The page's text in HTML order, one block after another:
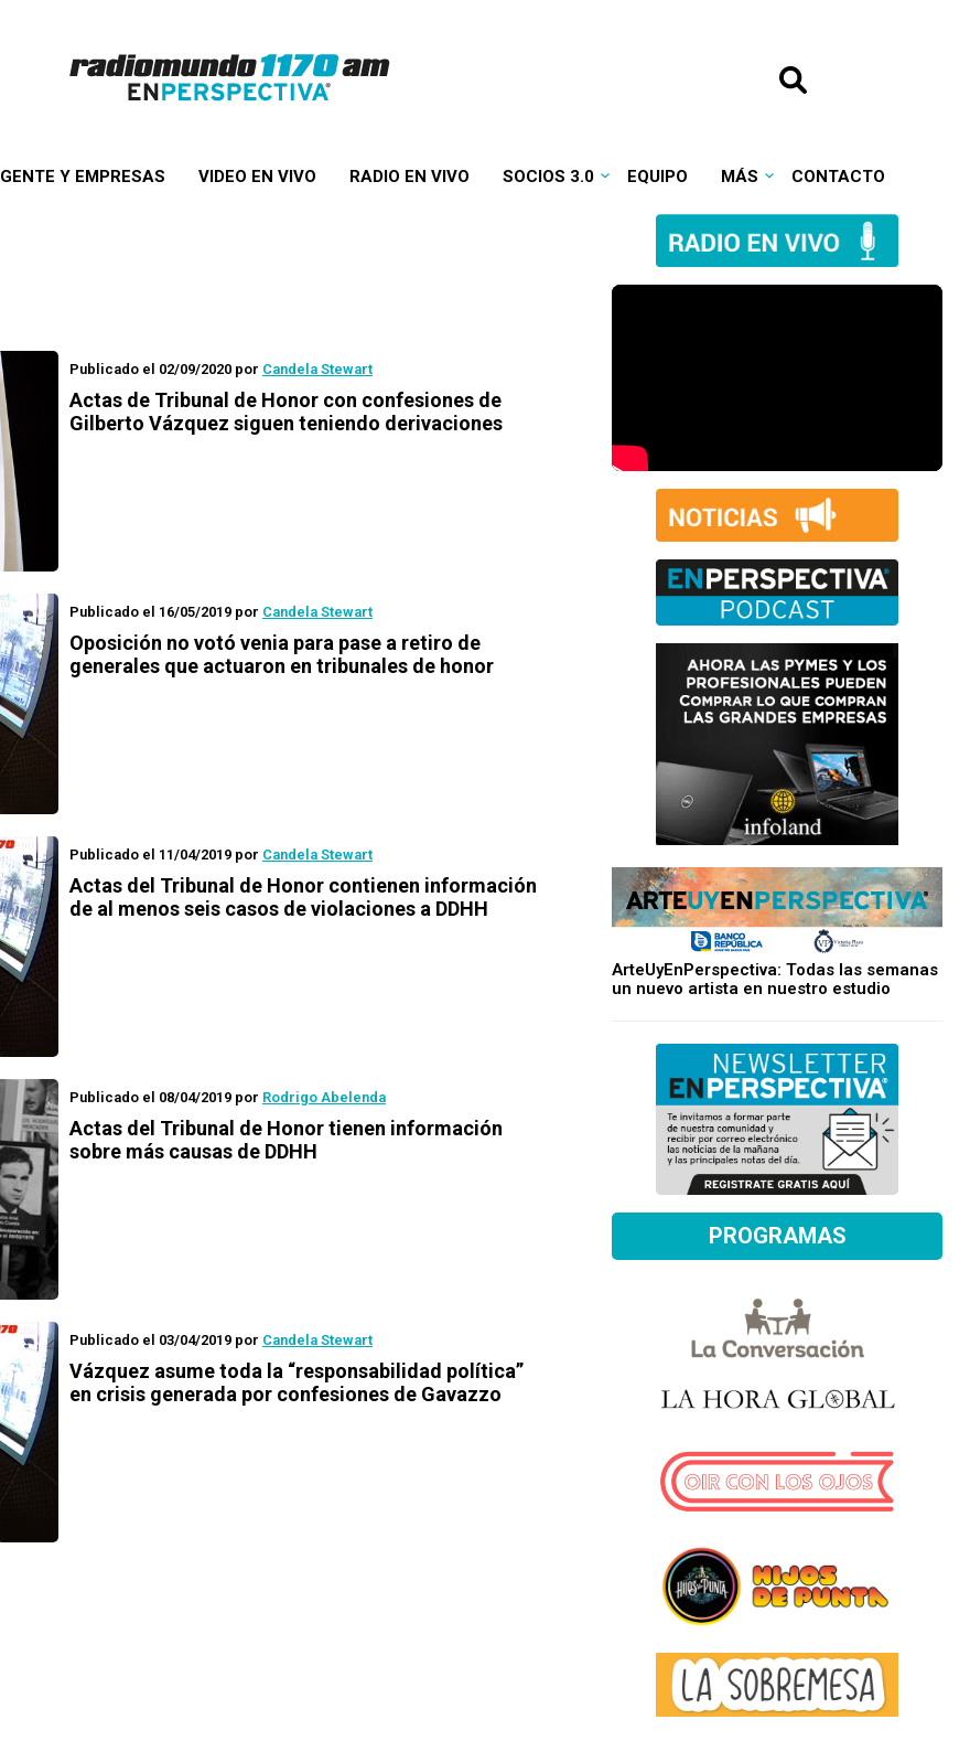
GENTE Y EMPRESAS VIDEO EN VIVO RADIO EN VIVO SOCIOS 3.0 EQUIPO MÁS CONTACTO
Publicado el 02/09/2020 por Candela Stewart
Actas de Tribunal de Honor con confesiones de
Gilberto Vázquez siguen teniendo derivaciones
Publicado el 16/05/2019 por Candela Stewart
Oposición no votó venia para pase a retiro de
generales que actuaron en tribunales de honor
Publicado el 11/04/2019 por Candela Stewart
Actas del Tribunal de Honor contienen información
de al menos seis casos de violaciones a DDHH
Publicado el 08/04/2019 por Rodrigo Abelenda
Actas del Tribunal de Honor tienen información
sobre más causas de DDHH
Publicado el 03/04/2019 por Candela Stewart
Vázquez asume toda la “responsabilidad política”
en crisis generada por confesiones de Gavazzo
ArteUyEnPerspectiva: Todas las semanas
un nuevo artista en nuestro estudio
PROGRAMAS